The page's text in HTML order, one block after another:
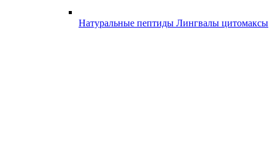
Натуральные пептиды Лингвалы цитомаксы